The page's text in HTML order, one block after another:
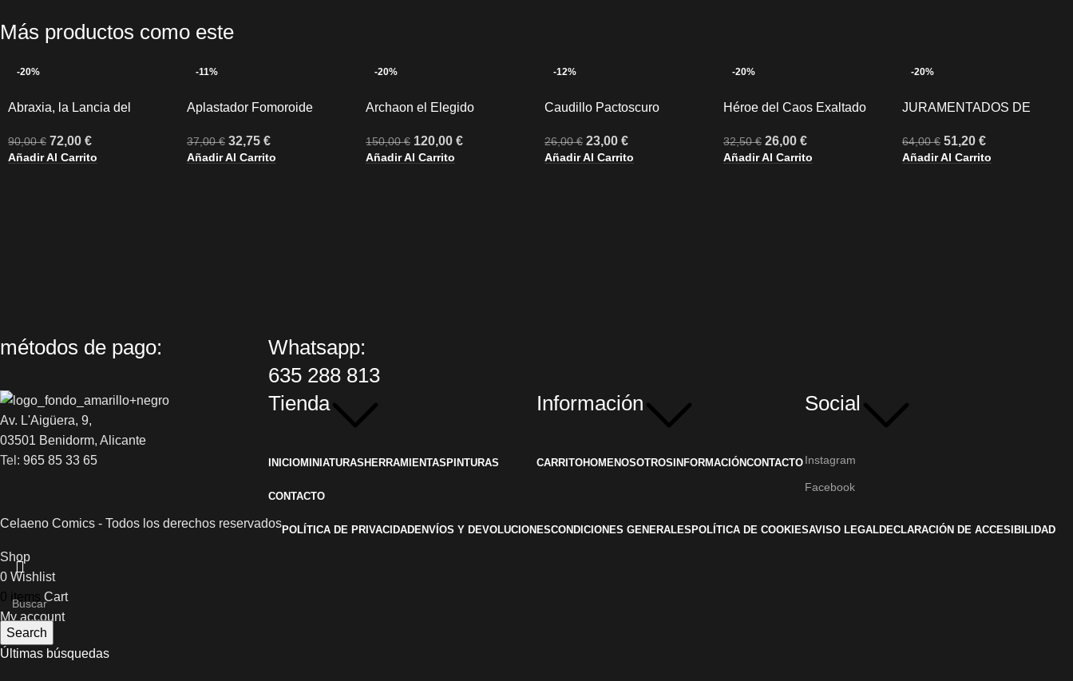
Más productos como este
-20%
Abraxia, la Lancia del
90,00€ 72,00 €
Añadir Al Carrito
-11%
Aplastador Fomoroide
37,00€ 32,75 €
Añadir Al Carrito
-20%
Archaon el Elegido
150,00€ 120,00 €
Añadir Al Carrito
-12%
Caudillo Pactoscuro
26,00€ 23,00 €
Añadir Al Carrito
-20%
Héroe del Caos Exaltado
32,50€ 26,00 €
Añadir Al Carrito
-20%
JURAMENTADOS DE
64,00€ 51,20 €
Añadir Al Carrito
métodos de pago:
Whatsapp:
635 288 813
Av. L'Aigüera, 9,
03501 Benidorm, Alicante
Tel: 965 85 33 65
Tienda
INICIOMINIATURASHERRAMIENTASPINTURAS
CONTACTO
Información
CARRITOHOMENOSOTROSINFORMACIÓNCONTACTO
Social
Instagram
Facebook
Celaeno Comics - Todos los derechos reservadosPOLÍTICA DE PRIVACIDADENVÍOS Y DEVOLUCIONESCONDICIONES GENERALESPOLÍTICA DE COOKIESAVISO LEGALDECLARACIÓN DE ACCESIBILIDAD
Search
Últimas búsquedas
Shop
0 Wishlist
0 items Cart
My account